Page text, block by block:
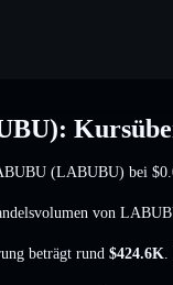
(LABUBU) bei
von
beträgt rund $424.6K